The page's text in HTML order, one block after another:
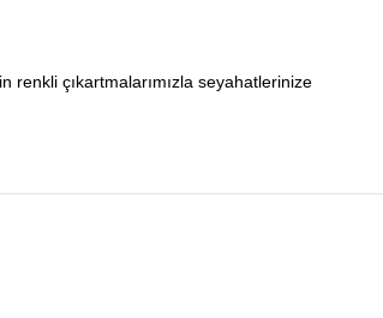
çıkartmalarımızla seyahatlerinize